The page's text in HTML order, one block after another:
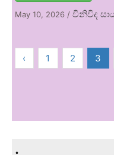
May 10, 2026 /විනිවිද
‹ 1 2 3
.